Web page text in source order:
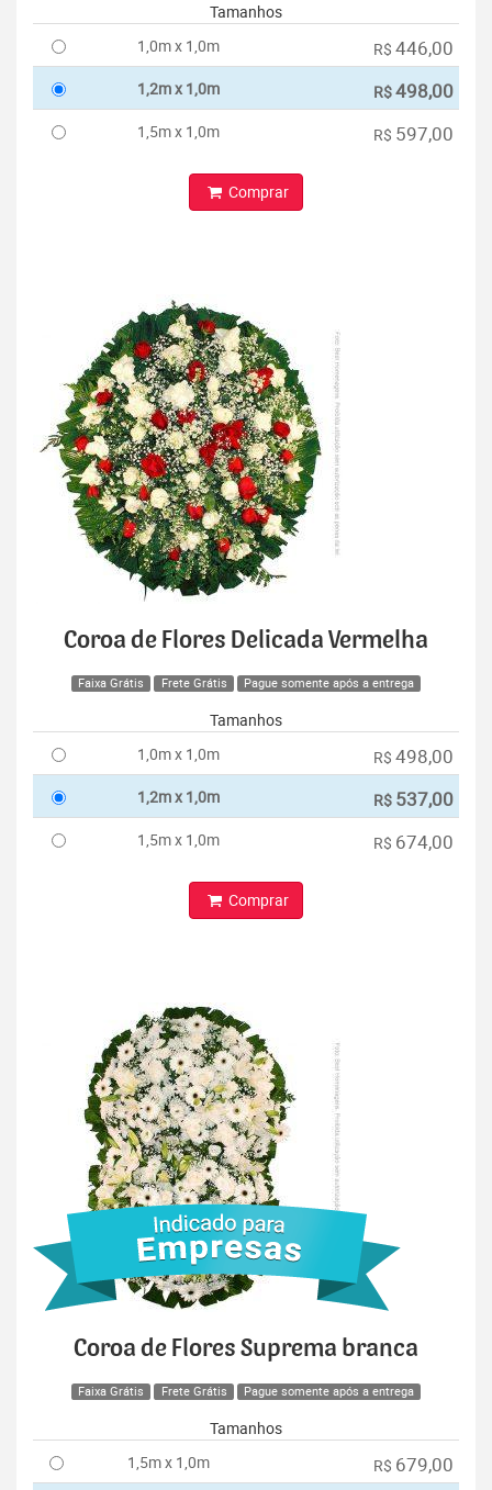
Tamanhos
1,0m x 1,0m
R$ 446,00
1,2m x 1,0m R$498,00
1,5m x 1,0m R$ 597,00
Comprar
Coroa de Flores Delicada Vermelha
Faixa Grátis Frete Grátis Pague somente após a entrega
Tamanhos
1,0m x 1,0m
R$ 498,00
1,2m x 1,0m R$ 537,00
1,5m x 1,0m R$ 674,00
Comprar
Coroa de Flores Suprema branca
Faixa Grátis Frete Grátis Pague somente após a entrega
Tamanhos
1,5m x 1,0m
R$ 679,00